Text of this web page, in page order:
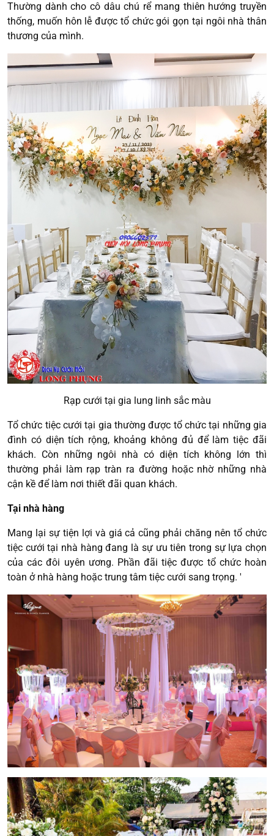
Thường dành cho cô dâu chú rể mang thiên hướng truyền
thống, muốn hôn lễ được tổ chức gói gọn tại ngôi nhà thân
thương của mình.
Rạp cưới tại gia lung linh sắc màu
Tổ chức tiệc cưới tại gia thường được tổ chức tại những gia
đình có diện tích rộng, khoảng không đủ để làm tiệc đãi
khách. Còn những ngôi nhà có diện tích không lớn thì
thường phải làm rạp tràn ra đường hoặc nhờ những nhà
cận kề để làm nơi thiết đãi quan khách.
Tại nhà hàng
Mang lại sự tiện lợi và giá cả cũng phải chăng nên tổ chức
tiệc cưới tại nhà hàng đang là sự ưu tiên trong sự lựa chọn
của các đôi uyên ương. Phần đãi tiệc được tổ chức hoàn
toàn ở nhà hàng hoặc trung tâm tiệc cưới sang trọng. '